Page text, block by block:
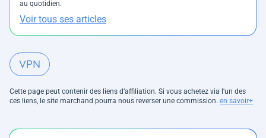
au quotidien.
Voir tous ses articles
VPN
Cette page peut contenir des liens d’affiliation. Si vous achetez via l'un des
ces liens, le site marchand pourra nous reverser une commission. en savoir+